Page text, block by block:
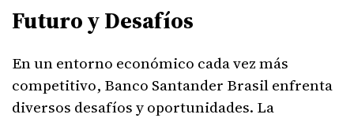
Futuro y Desafíos
En un entorno económico cada vez más
competitivo, Banco Santander Brasil enfrenta
diversos desafíos y oportunidades. La